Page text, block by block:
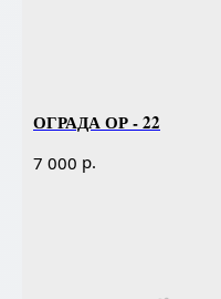
ОГРАДА ОР - 22
7 000 р.